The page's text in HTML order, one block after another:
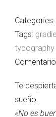
Categories:
Tags:
typography
Te
sueño.
«No es